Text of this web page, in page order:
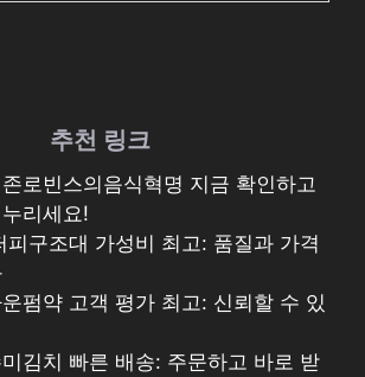
추천 링크
로빈스의음식혁명 지금 확인하고
리세요!
피구조대 가성비 최고: 품질과 가격
운펌약 고객 평가 최고: 신뢰할 수 있
미김치 빠른 배송: 주문하고 바로 받